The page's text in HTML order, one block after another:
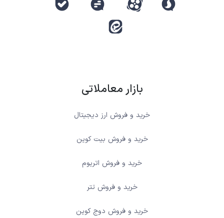
بازار معاملاتی
خرید و فروش ارز دیجیتال
خرید و فروش بیت کوین
خرید و فروش اتریوم
خرید و فروش تتر
خرید و فروش دوج کوین